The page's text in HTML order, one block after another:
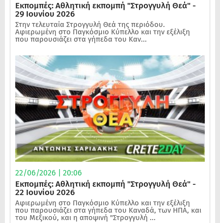
Εκπομπές: Αθλητική εκπομπή "Στρογγυλή Θεά" -
29 Ιουνίου 2026
Στην τελευταία Στρογγυλή Θεά της περιόδου.
Αφιερωμένη στο Παγκόσμιο Κύπελλο και την εξέλιξη
που παρουσιάζει στα γήπεδα του Καν...
22/06/2026 | 20:06
Εκπομπές: Αθλητική εκπομπή "Στρογγυλή Θεά" -
22 Ιουνίου 2026
Αφιερωμένη στο Παγκόσμιο Κύπελλο και την εξέλιξη
που παρουσιάζει στα γήπεδα του Καναδά, των ΗΠΑ, και
του Μεξικού, και η αποψινή "Στρογγυλή ...